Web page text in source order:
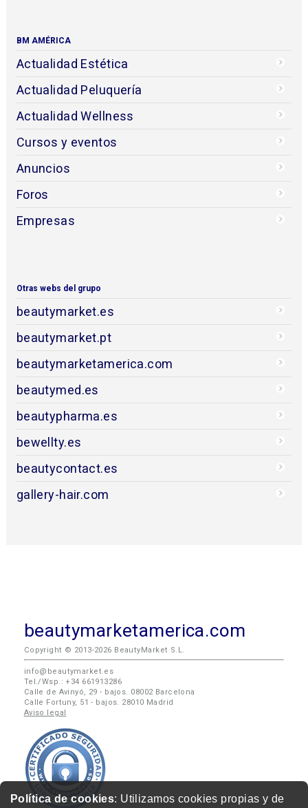
Política de cookies: Utilizamos cookies propias y de
BM AMÉRICA
Actualidad Estética
Actualidad Peluquería
Actualidad Wellness
Cursos y eventos
Anuncios
Foros
Empresas
Otras webs del grupo
beautymarket.es
beautymarket.pt
beautymarketamerica.com
beautymed.es
beautypharma.es
bewellty.es
beautycontact.es
gallery-hair.com
beautymarketamerica.com
Copyright © 2013-2026 BeautyMarket S.L.
info@beautymarket.es
Tel./Wsp.: +34 661913286
Calle de Avinyó, 29 - bajos. 08002 Barcelona
Calle Fortuny, 51 - bajos. 28010 Madrid
Aviso legal